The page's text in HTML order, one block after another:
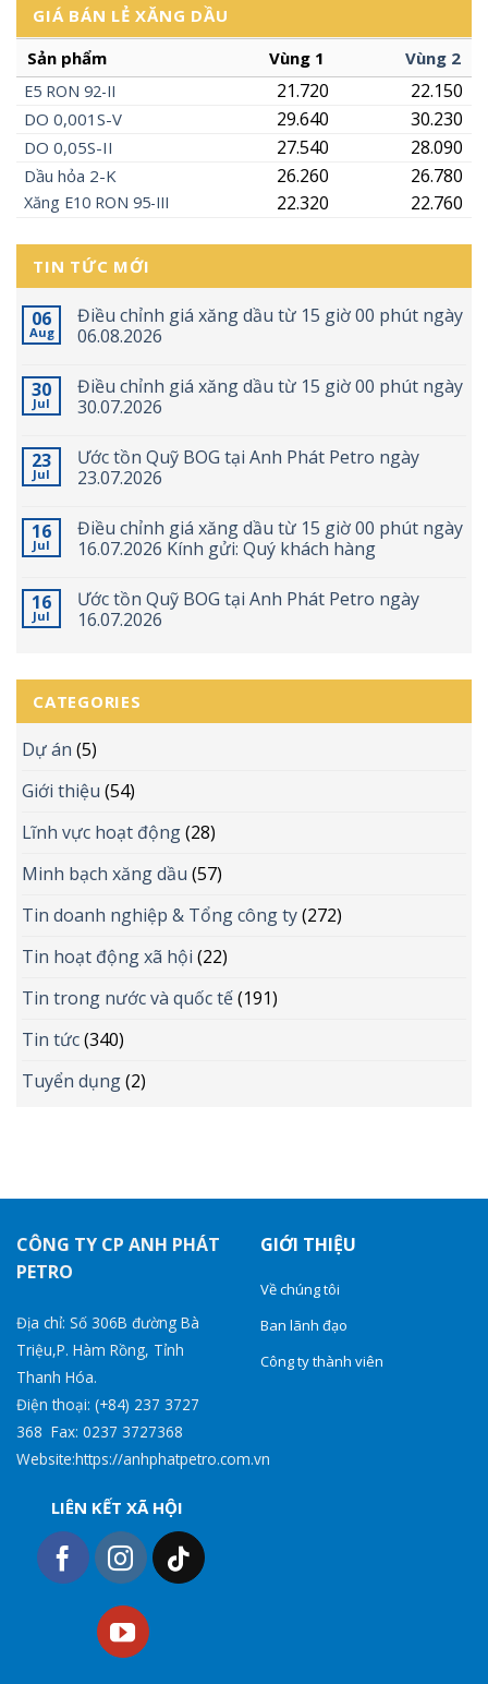
GIÁ BÁN LẺ XĂNG DẦU
Sản phẩm
Vùng 1 Vùng 2
E5 RON 92-II 22.150
21.720
DO 0,001S-V 30.230
29.640
DO 0,05S-II 28.090
27.540
Dầu hỏa 2-K 26.780
26.260
Xăng E10 RON 95-III 22.760
22.320
TIN TỨC MỚI
06
Aug
Điều chỉnh giá xăng dầu từ 15 giờ 00 phút ngày
06.08.2026
30
Jul
Điều chỉnh giá xăng dầu từ 15 giờ 00 phút ngày
30.07.2026
23
Jul
Ước tồn Quỹ BOG tại Anh Phát Petro ngày
23.07.2026
16
Jul
Điều chỉnh giá xăng dầu từ 15 giờ 00 phút ngày
16.07.2026 Kính gửi: Quý khách hàng
16
Jul
Ước tồn Quỹ BOG tại Anh Phát Petro ngày
16.07.2026
CATEGORIES
Dự án (5)
Giới thiệu (54)
Lĩnh vực hoạt động(28)
Minh bạch xăng dầu (57)
Tin doanh nghiệp & Tổng công ty(272)
Tin hoạt động xã hội (22)
Tin trong nước và quốc tế(191)
Tin tức(340)
Tuyển dụng(2)
CÔNG TY CP ANH PHÁT
PETRO
Địa chỉ: Số 306B đường Bà
Triệu,P. Hàm Rồng, Tỉnh
Thanh Hóa.
Điện thoại: (+84) 237 3727
368 Fax: 0237 3727368
Website:https://anhphatpetro.com.vn
LIÊN KẾT XÃ HỘI
GIỚI THIỆU
Về chúng tôi
Ban lãnh đạo
Công ty thành viên